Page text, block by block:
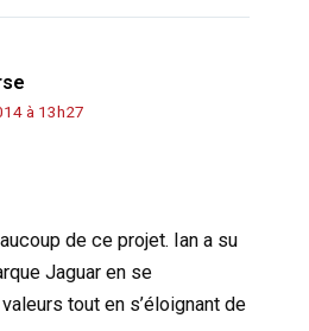
à 13h27
de ce projet. Ian a su
Jaguar en se
tout en s’éloignant de